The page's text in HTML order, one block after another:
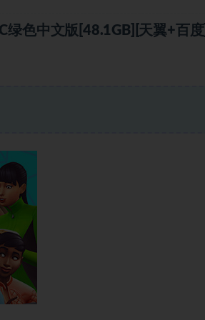
色中文版[48.1GB][天翼+百度]